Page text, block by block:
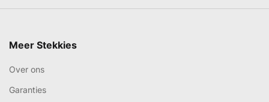
Meer Stekkies
Over ons
Garanties